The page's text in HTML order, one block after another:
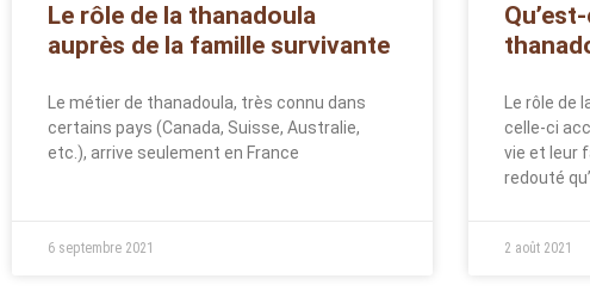
Le rôle de la thanadoula
auprès de la famille survivante
Le métier de thanadoula, très connu dans
certains pays (Canada, Suisse, Australie,
etc.), arrive seulement en France
6 septembre 2021
Le rôle de
celle-ci
vie et leur
redouté
2 août 2021